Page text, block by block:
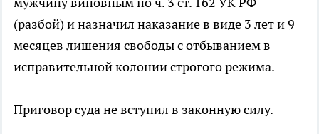
(разбой) и назначил наказание в виде 3 лет и 9
месяцев лишения свободы с отбыванием в
исправительной колонии строгого режима.
Приговор суда не вступил в законную силу.